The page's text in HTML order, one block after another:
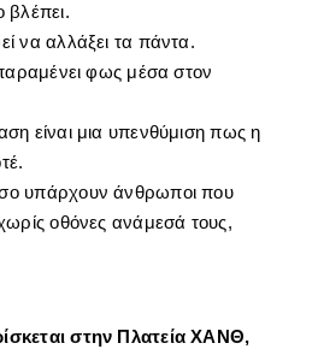
βλέπει.
να αλλάξει τα πάντα.
παραμένει φως μέσα στον
είναι μια υπενθύμιση πως η
υπάρχουν άνθρωποι που
οθόνες ανάμεσά τους,
στην Πλατεία ΧΑΝΘ,